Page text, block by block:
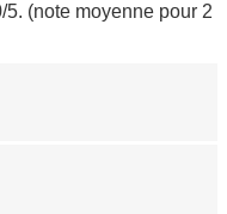
(note moyenne pour 2